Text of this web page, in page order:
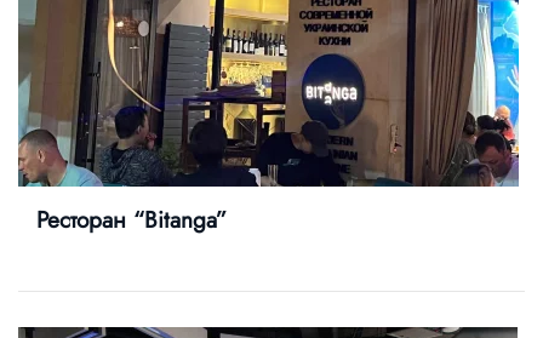
Ресторан “Bitanga”